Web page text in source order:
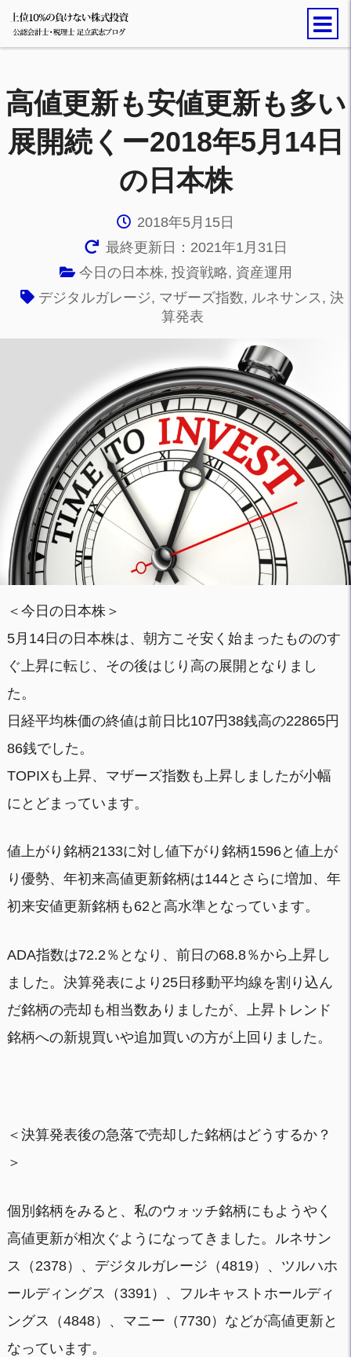
高値更新も安値更新も多い
展開続くー2018年5月14日
の日本株
2018年5月15日
最終更新日：2021年1月31日
今日の日本株, 投資戦略, 資産運用
デジタルガレージ, マザーズ指数, ルネサンス,決
算発表
＜今日の日本株＞
5月14日の日本株は、朝方こそ安く始まったもののす
ぐ上昇に転じ、その後はじり高の展開となりまし
た。
日経平均株価の終値は前日比107円38銭高の22865円
86銭でした。
TOPIXも上昇、マザーズ指数も上昇しましたが小幅
にとどまっています。
値上がり銘柄2133に対し値下がり銘柄1596と値上が
り優勢、年初来高値更新銘柄は144とさらに増加、年
初来安値更新銘柄も62と高水準となっています。
ADA指数は72.2％となり、前日の68.8％から上昇し
ました。決算発表により25日移動平均線を割り込ん
だ銘柄の売却も相当数ありましたが、上昇トレンド
銘柄への新規買いや追加買いの方が上回りました。
＜決算発表後の急落で売却した銘柄はどうするか？
＞
個別銘柄をみると、私のウォッチ銘柄にもようやく
高値更新が相次ぐようになってきました。ルネサン
ス（2378）、デジタルガレージ（4819）、ツルハホ
ールディングス（3391）、フルキャストホールディ
ングス（4848）、マニー（7730）などが高値更新と
なっています。